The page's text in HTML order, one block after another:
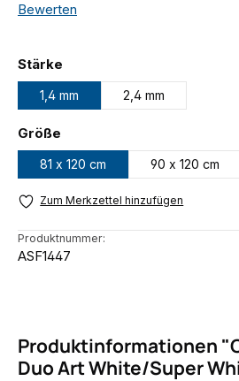
Durchschnittliche Bewertung von 0
Bewerten
Stärke
1,4 mm 2,4 mm
Größe
81 x 120 cm 90 x 120 cm
Zum Merkzettel hinzufügen
Produktnummer:
ASF1447
Produktinformationen
Duo Art White/Super